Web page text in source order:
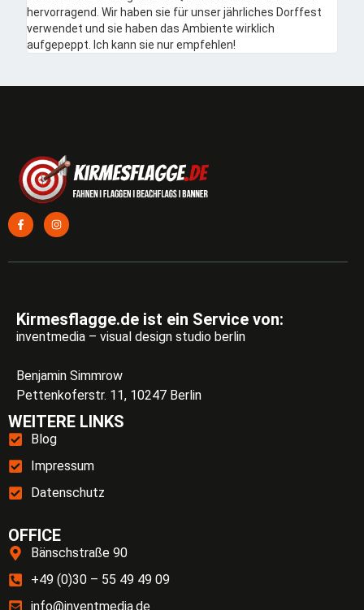
hervorragend. Wir haben sie für unser jährliches Dorffest
verwendet und sie haben das Ambiente wirklich
aufgepeppt. Ich kann sie nur empfehlen!
Kirmesflagge.de ist ein Service von:
inventmedia – visual design studio berlin
Benjamin Simmrow
Pettenkoferstr. 11, 10247 Berlin
WEITERE LINKS
Blog
Impressum
Datenschutz
OFFICE
Bänschstraße 90
+49 (0)30 – 55 49 49 09
info@inventmedia.de